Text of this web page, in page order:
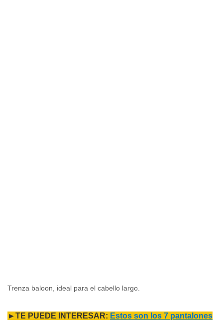
Trenza baloon, ideal para el cabello largo.
►TE PUEDE INTERESAR: Estos son los 7 pantalones